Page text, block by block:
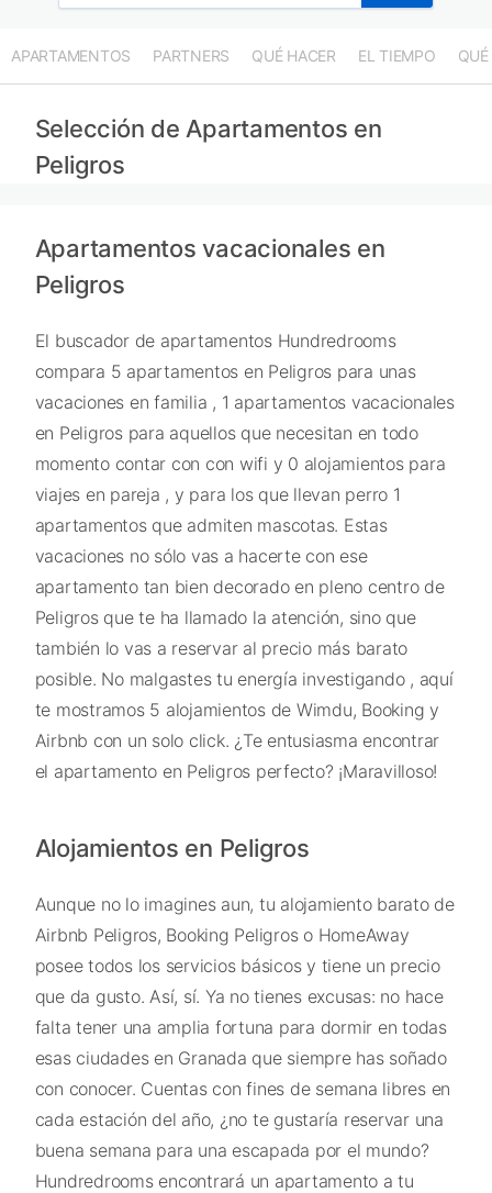
APARTAMENTOS PARTNERS QUÉ HACER EL TIEMPO QUÉ
Selección de Apartamentos en
Peligros
Apartamentos vacacionales en
Peligros
El buscador de apartamentos Hundredrooms
compara 5 apartamentos en Peligros para unas
vacaciones en familia , 1 apartamentos vacacionales
en Peligros para aquellos que necesitan en todo
momento contar con con wifi y 0 alojamientos para
viajes en pareja , y para los que llevan perro 1
apartamentos que admiten mascotas. Estas
vacaciones no sólo vas a hacerte con ese
apartamento tan bien decorado en pleno centro de
Peligros que te ha llamado la atención, sino que
también lo vas a reservar al precio más barato
posible. No malgastes tu energía investigando , aquí
te mostramos 5 alojamientos de Wimdu, Booking y
Airbnb con un solo click. ¿Te entusiasma encontrar
el apartamento en Peligros perfecto? ¡Maravilloso!
Alojamientos en Peligros
Aunque no lo imagines aun, tu alojamiento barato de
Airbnb Peligros, Booking Peligros o HomeAway
posee todos los servicios básicos y tiene un precio
que da gusto. Así, sí. Ya no tienes excusas: no hace
falta tener una amplia fortuna para dormir en todas
esas ciudades en Granada que siempre has soñado
con conocer. Cuentas con fines de semana libres en
cada estación del año, ¿no te gustaría reservar una
buena semana para una escapada por el mundo?
Hundredrooms encontrará un apartamento a tu